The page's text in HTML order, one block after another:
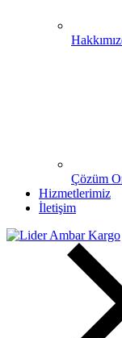
Çözüm
Hizmetlerimiz
İletişim